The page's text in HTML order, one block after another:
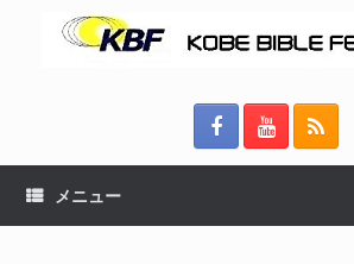
メニュー